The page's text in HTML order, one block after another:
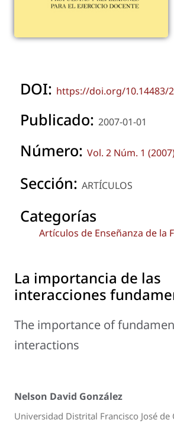
DOI: https://doi.org/10.14483/
Publicado: 2007-01-01
Número: Vol. 2 Núm. 1
Sección: ARTÍCULOS
Categorías
Artículos de Enseñanza de la
La importancia de las
interacciones
The importance of
interactions
Nelson David González
Universidad Distrital Francisco José de